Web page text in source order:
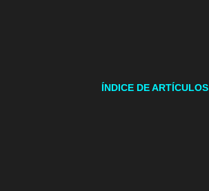
ÍNDICE DE ARTÍCULOS